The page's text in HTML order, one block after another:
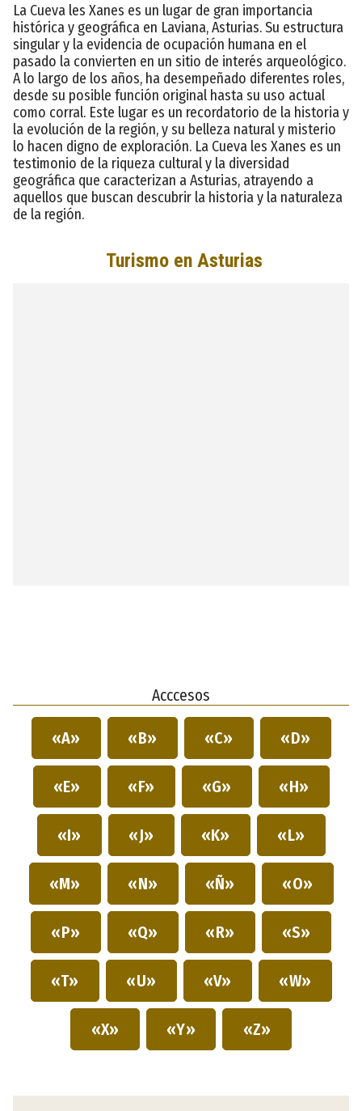
La Cueva les Xanes es un lugar de gran importancia
histórica y geográfica en Laviana, Asturias. Su estructura
singular y la evidencia de ocupación humana en el
pasado la convierten en un sitio de interés arqueológico.
A lo largo de los años, ha desempeñado diferentes roles,
desde su posible función original hasta su uso actual
como corral. Este lugar es un recordatorio de la historia y
la evolución de la región, y su belleza natural y misterio
lo hacen digno de exploración. La Cueva les Xanes es un
testimonio de la riqueza cultural y la diversidad
geográfica que caracterizan a Asturias, atrayendo a
aquellos que buscan descubrir la historia y la naturaleza
de la región.
Acccesos
«A» «B» «C» «D»
«E» «F» «G» «H»
«I» «J» «K» «L»
«M» «N» «Ñ» «O»
«P» «Q» «R» «S»
«T» «U» «V» «W»
«X» «Y» «Z»